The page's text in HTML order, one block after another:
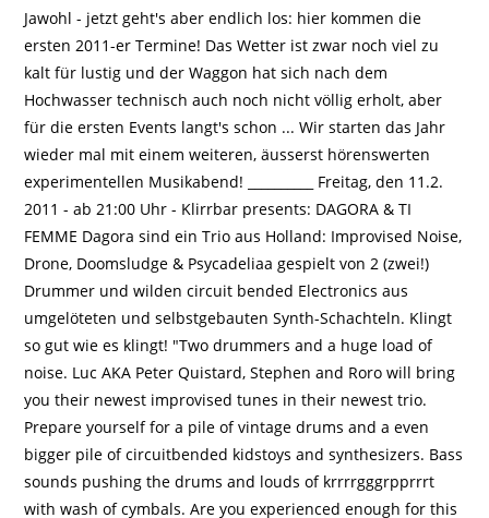
Jawohl - jetzt geht's aber endlich los: hier kommen die
ersten 2011-er Termine! Das Wetter ist zwar noch viel zu
kalt für lustig und der Waggon hat sich nach dem
Hochwasser technisch auch noch nicht völlig erholt, aber
für die ersten Events langt's schon ... Wir starten das Jahr
wieder mal mit einem weiteren, äusserst hörenswerten
experimentellen Musikabend! __________ Freitag, den 11.2.
2011 - ab 21:00 Uhr - Klirrbar presents: DAGORA & TI
FEMME Dagora sind ein Trio aus Holland: Improvised Noise,
Drone, Doomsludge & Psycadeliaa gespielt von 2 (zwei!)
Drummer und wilden circuit bended Electronics aus
umgelöteten und selbstgebauten Synth-Schachteln. Klingt
so gut wie es klingt! "Two drummers and a huge load of
noise. Luc AKA Peter Quistard, Stephen and Roro will bring
you their newest improvised tunes in their newest trio.
Prepare yourself for a pile of vintage drums and a even
bigger pile of circuitbended kidstoys and synthesizers. Bass
sounds pushing the drums and louds of krrrrgggrpprrrt
with wash of cymbals. Are you experienced enough for this